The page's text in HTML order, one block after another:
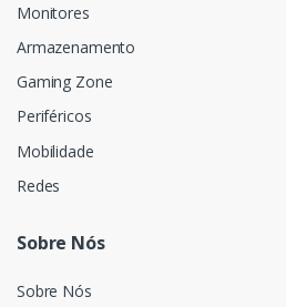
Monitores
Armazenamento
Gaming Zone
Periféricos
Mobilidade
Redes
Sobre Nós
Sobre Nós